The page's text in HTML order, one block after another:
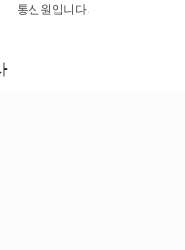
통신원입니다.